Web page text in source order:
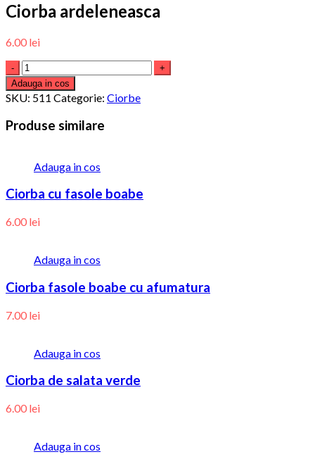
Ciorba ardeleneasca
6.00 lei
Adauga in cos
SKU: 511 Categorie: Ciorbe
Produse similare
Adauga in cos
Ciorba cu fasole boabe
6.00 lei
Adauga in cos
Ciorba fasole boabe cu afumatura
7.00 lei
Adauga in cos
Ciorba de salata verde
6.00 lei
Adauga in cos